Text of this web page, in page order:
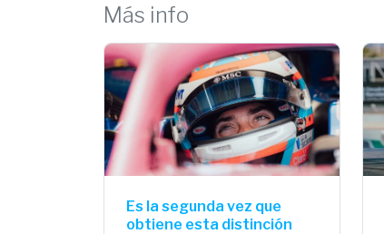
Más info
Es la segunda vez que
obtiene esta distinción